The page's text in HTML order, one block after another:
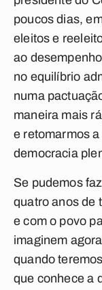
poucos dias,
eleitos e
ao
no equilíbrio
numa
maneira mais
e retomarmos
democracia
Se pudemos
quatro anos de
e com o povo
imaginem
quando
que conhece a